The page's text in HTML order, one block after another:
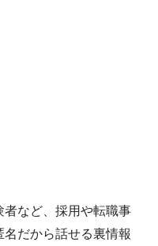
者など、採用や転職事
だから話せる裏情報